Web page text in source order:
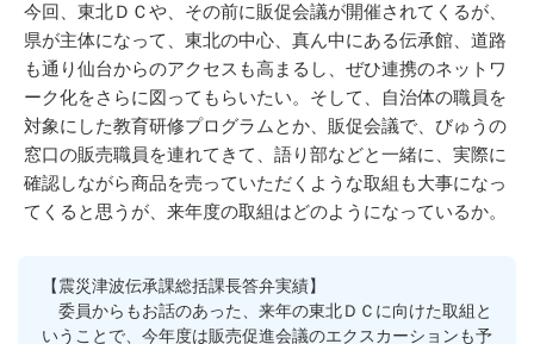
今回、東北ＤＣや、その前に販促会議が開催されてくるが、
県が主体になって、東北の中心、真ん中にある伝承館、道路
も通り仙台からのアクセスも高まるし、ぜひ連携のネットワ
ーク化をさらに図ってもらいたい。そして、自治体の職員を
対象にした教育研修プログラムとか、販促会議で、びゅうの
窓口の販売職員を連れてきて、語り部などと一緒に、実際に
確認しながら商品を売っていただくような取組も大事になっ
てくると思うが、来年度の取組はどのようになっているか。
【震災津波伝承課総括課長答弁実績】
委員からもお話のあった、来年の東北ＤＣに向けた取組と
いうことで、今年度は販売促進会議のエクスカーションも予